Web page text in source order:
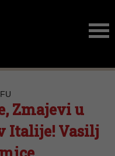
Zmajevi u
Italije! Vasilj